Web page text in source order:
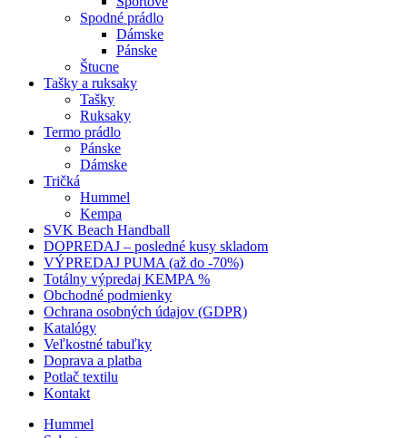
Spodné prádlo
Dámske
Pánske
Štucne
Tašky a ruksaky
Tašky
Ruksaky
Termo prádlo
Pánske
Dámske
Tričká
Hummel
Kempa
SVK Beach Handball
DOPREDAJ – posledné kusy skladom
VÝPREDAJ PUMA (až do -70%)
Totálny výpredaj KEMPA %
Obchodné podmienky
Ochrana osobných údajov (GDPR)
Katalógy
Veľkostné tabuľky
Doprava a platba
Potlač textilu
Kontakt
Hummel